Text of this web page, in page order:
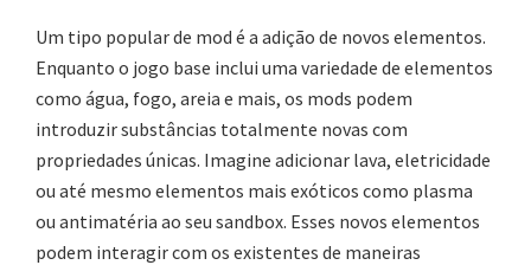
Um tipo popular de mod é a adição de novos elementos.
Enquanto o jogo base inclui uma variedade de elementos
como água, fogo, areia e mais, os mods podem
introduzir substâncias totalmente novas com
propriedades únicas. Imagine adicionar lava, eletricidade
ou até mesmo elementos mais exóticos como plasma
ou antimatéria ao seu sandbox. Esses novos elementos
podem interagir com os existentes de maneiras